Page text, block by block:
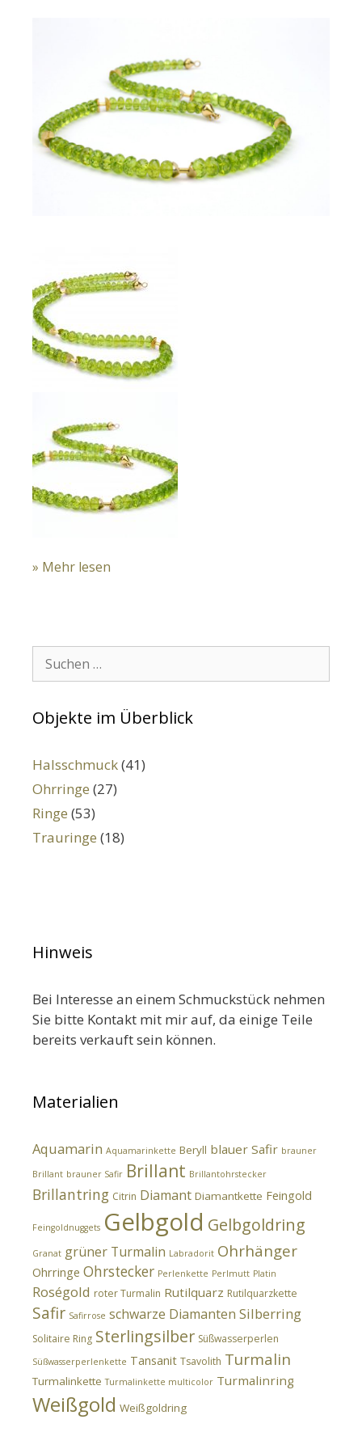
» Mehr lesen
Suchen:
Objekte im Überblick
Halsschmuck(41)
Ohrringe (27)
Ringe (53)
Trauringe (18)
Hinweis
Bei Interesse an einem Schmuckstück nehmen
Sie bitte Kontakt mit mir auf, da einige Teile
bereits verkauft sein können.
Materialien
Aquamarin Aquamarinkette Beryll blauer Safir brauner
Brillant brauner Safir Brillant Brillantohrstecker
Brillantring Citrin Diamant Diamantkette Feingold
Feingoldnuggets Gelbgold Gelbgoldring
Granat grüner Turmalin Labradorit Ohrhänger
Ohrringe Ohrstecker Perlenkette Perlmutt Platin
Roségold roter Turmalin Rutilquarz Rutilquarzkette
Safir Safirrose schwarze Diamanten Silberring
Solitaire Ring Sterlingsilber Süßwasserperlen
Süßwasserperlenkette Tansanit Tsavolith Turmalin
Turmalinkette Turmalinkette multicolor Turmalinring
Weißgold Weißgoldring